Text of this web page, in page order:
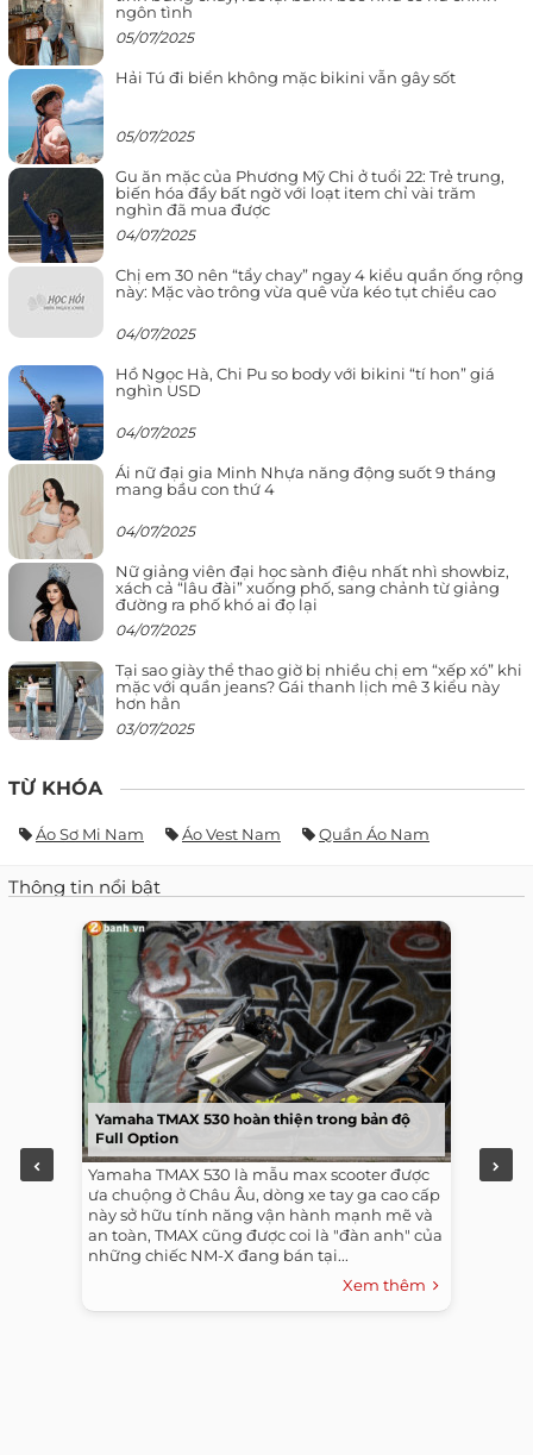
ngôn tình
05/07/2025
Hải Tú đi biển không mặc bikini vẫn gây sốt
05/07/2025
Gu ăn mặc của Phương Mỹ Chi ở tuổi 22: Trẻ trung,
biến hóa đầy bất ngờ với loạt item chỉ vài trăm
nghìn đã mua được
04/07/2025
Chị em 30 nên “tẩy chay” ngay 4 kiểu quần ống rộng
này: Mặc vào trông vừa quê vừa kéo tụt chiều cao
04/07/2025
Hồ Ngọc Hà, Chi Pu so body với bikini “tí hon” giá
nghìn USD
04/07/2025
Ái nữ đại gia Minh Nhựa năng động suốt 9 tháng
mang bầu con thứ 4
04/07/2025
Nữ giảng viên đại học sành điệu nhất nhì showbiz,
xách cả “lâu đài” xuống phố, sang chảnh từ giảng
đường ra phố khó ai đọ lại
04/07/2025
Tại sao giày thể thao giờ bị nhiều chị em “xếp xó” khi
mặc với quần jeans? Gái thanh lịch mê 3 kiểu này
hơn hẳn
03/07/2025
TỪ KHÓA
Áo Sơ Mi Nam Áo Vest Nam Quần Áo Nam
Thông tin nổi bật
Yamaha TMAX 530 hoàn thiện trong bản độ
Full Option
Yamaha TMAX 530 là mẫu max scooter được
ưa chuộng ở Châu Âu, dòng xe tay ga cao cấp
này sở hữu tính năng vận hành mạnh mẽ và
an toàn, TMAX cũng được coi là "đàn anh" của
những chiếc NM-X đang bán tại...
Xem thêm